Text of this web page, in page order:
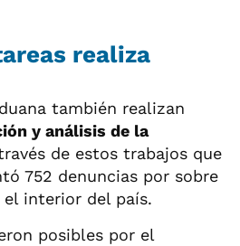
realiza
también realizan
y análisis de la
de estos trabajos que
752 denuncias por sobre
interior del país.
posibles por el